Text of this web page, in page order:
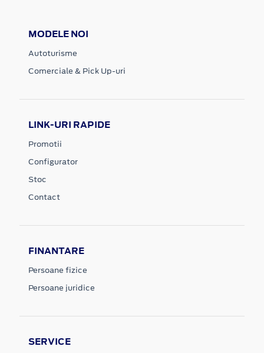
MODELE NOI
Autoturisme
Comerciale & Pick Up-uri
LINK-URI RAPIDE
Promotii
Configurator
Stoc
Contact
FINANTARE
Persoane fizice
Persoane juridice
SERVICE